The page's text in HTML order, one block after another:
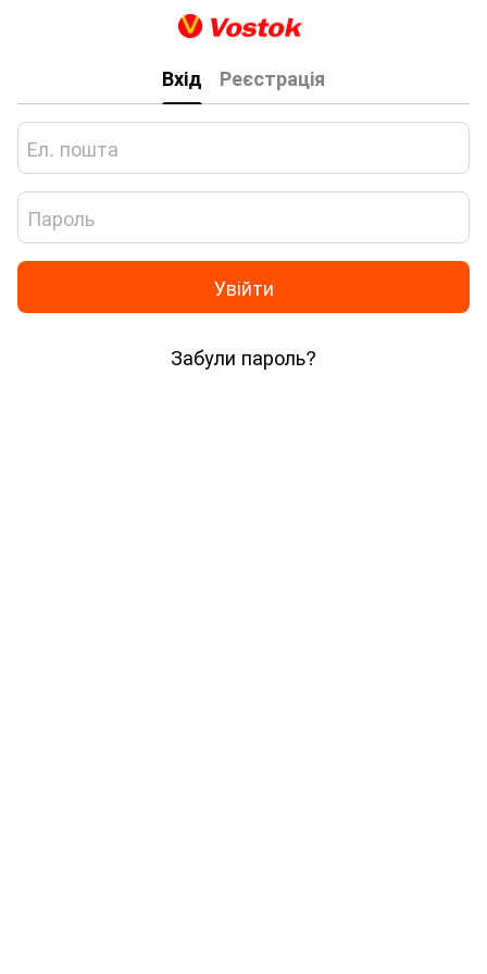
Вхід Реєстрація
Увійти
Забули пароль?